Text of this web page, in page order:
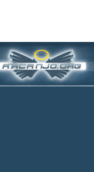
Hilder Santos - imagine.